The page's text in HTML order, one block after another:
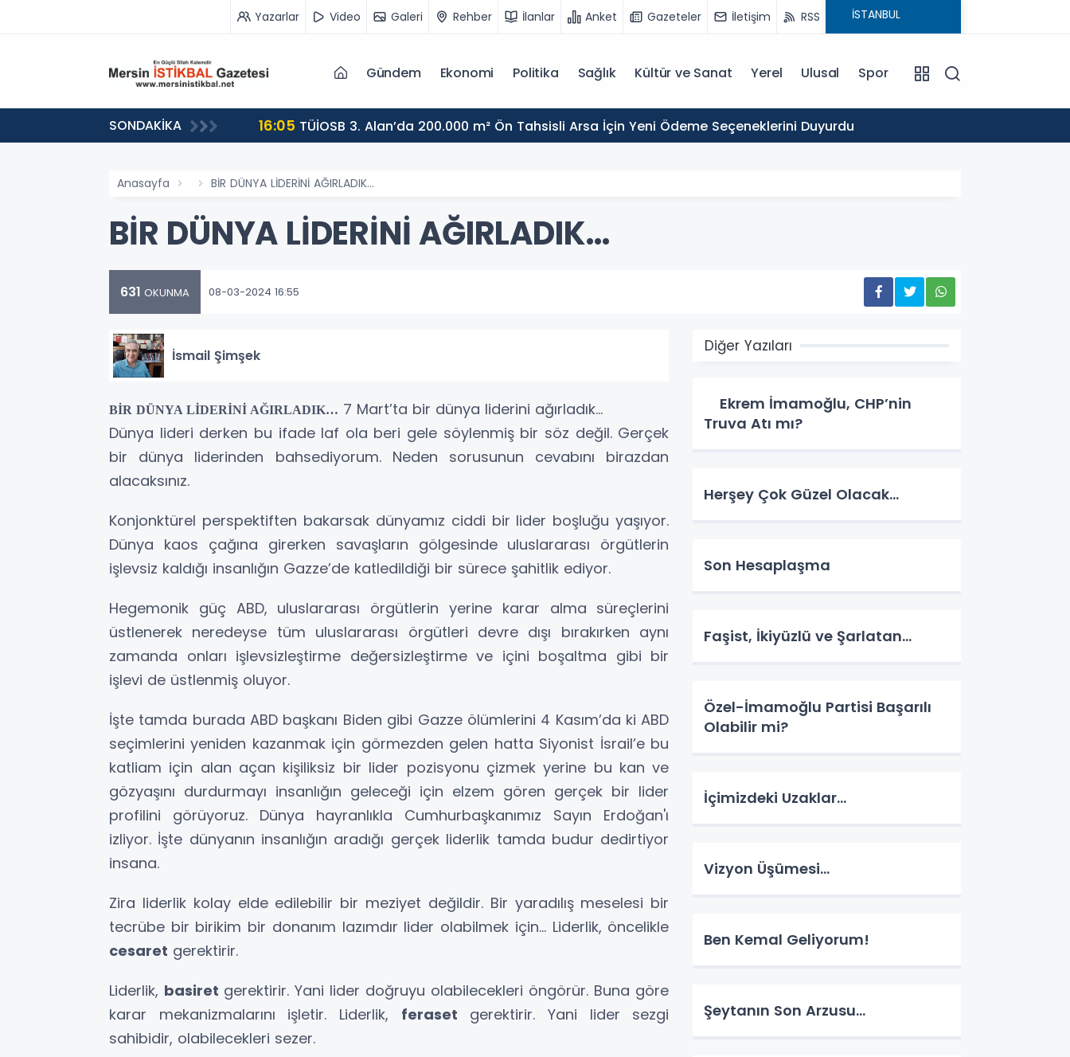
Yazarlar Video Galeri Rehber İlanlar Anket Gazeteler İletişim RSS
Gündem Ekonomi Politika Sağlık Kültür ve Sanat Yerel Ulusal Spor
SONDAKİKA 16:05 TÜİOSB 3. Alan’da 200.000 m² Ön Tahsisli Arsa İçin Yeni Ödeme Seçeneklerini Duyurdu
Anasayfa BİR DÜNYA LİDERİNİ AĞIRLADIK…
BİR DÜNYA LİDERİNİ AĞIRLADIK…
631 OKUNMA 08-03-2024 16:55
İsmail Şimşek
BİR DÜNYA LİDERİNİ AĞIRLADIK… 7 Mart’ta bir dünya liderini ağırladık…
Dünya lideri derken bu ifade laf ola beri gele söylenmiş bir söz değil. Gerçek
bir dünya liderinden bahsediyorum. Neden sorusunun cevabını birazdan
alacaksınız.
Konjonktürel perspektiften bakarsak dünyamız ciddi bir lider boşluğu yaşıyor.
Dünya kaos çağına girerken savaşların gölgesinde uluslararası örgütlerin
işlevsiz kaldığı insanlığın Gazze’de katledildiği bir sürece şahitlik ediyor.
Hegemonik güç ABD, uluslararası örgütlerin yerine karar alma süreçlerini
üstlenerek neredeyse tüm uluslararası örgütleri devre dışı bırakırken aynı
zamanda onları işlevsizleştirme değersizleştirme ve içini boşaltma gibi bir
işlevi de üstlenmiş oluyor.
İşte tamda burada ABD başkanı Biden gibi Gazze ölümlerini 4 Kasım’da ki ABD
seçimlerini yeniden kazanmak için görmezden gelen hatta Siyonist İsrail’e bu
katliam için alan açan kişiliksiz bir lider pozisyonu çizmek yerine bu kan ve
gözyaşını durdurmayı insanlığın geleceği için elzem gören gerçek bir lider
profilini görüyoruz. Dünya hayranlıkla Cumhurbaşkanımız Sayın Erdoğan'ı
izliyor. İşte dünyanın insanlığın aradığı gerçek liderlik tamda budur dedirtiyor
insana.
Zira liderlik kolay elde edilebilir bir meziyet değildir. Bir yaradılış meselesi bir
tecrübe bir birikim bir donanım lazımdır lider olabilmek için... Liderlik, öncelikle
cesaret gerektirir.
Liderlik, basiret gerektirir. Yani lider doğruyu olabilecekleri öngörür. Buna göre
karar mekanizmalarını işletir. Liderlik, feraset gerektirir. Yani lider sezgi
sahibidir, olabilecekleri sezer.
Diğer Yazıları
Ekrem İmamoğlu, CHP’nin
Truva Atı mı?
Herşey Çok Güzel Olacak…
Son Hesaplaşma
Faşist, İkiyüzlü ve Şarlatan…
Özel-İmamoğlu Partisi Başarılı
Olabilir mi?
İçimizdeki Uzaklar…
Vizyon Üşümesi…
Ben Kemal Geliyorum!
Şeytanın Son Arzusu…